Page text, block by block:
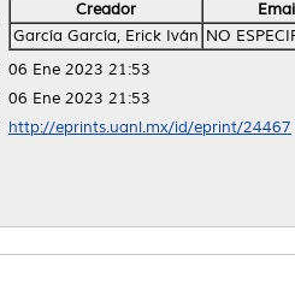
Creador
García García, Erick Iván NO
06 Ene 2023 21:53
06 Ene 2023 21:53
http://eprints.uanl.mx/id/eprint/24467